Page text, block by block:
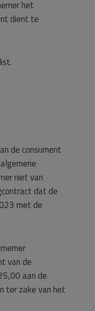
het
dient te
consument
niet van
dat de
met de
van de
aan de
ter zake van het